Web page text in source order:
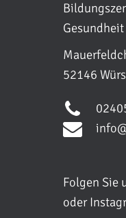
52146
Folgen Sie
oder